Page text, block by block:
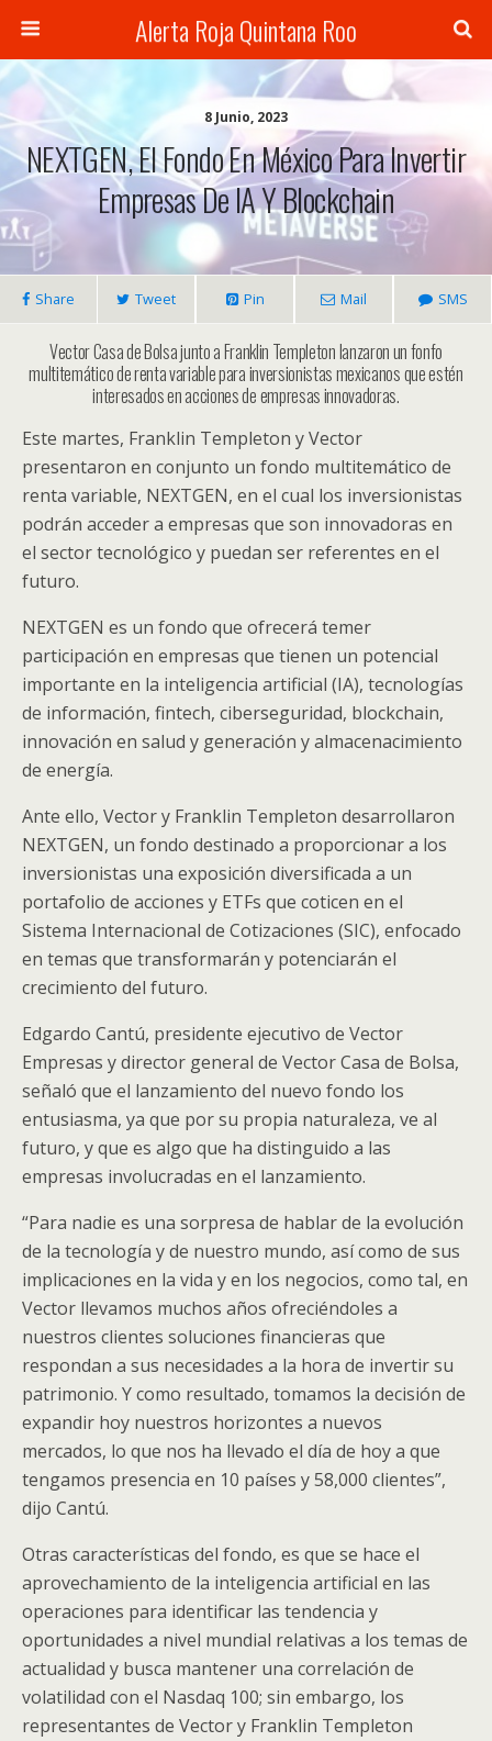
Alerta Roja Quintana Roo
8 Junio, 2023
NEXTGEN, El Fondo En México Para Invertir
Empresas De IA Y Blockchain
Share Tweet Pin Mail SMS
Vector Casa de Bolsa junto a Franklin Templeton lanzaron un fonfo
multitemático de renta variable para inversionistas mexicanos que estén
interesados en acciones de empresas innovadoras.
Este martes, Franklin Templeton y Vector
presentaron en conjunto un fondo multitemático de
renta variable, NEXTGEN, en el cual los inversionistas
podrán acceder a empresas que son innovadoras en
el sector tecnológico y puedan ser referentes en el
futuro.
NEXTGEN es un fondo que ofrecerá temer
participación en empresas que tienen un potencial
importante en la inteligencia artificial (IA), tecnologías
de información, fintech, ciberseguridad, blockchain,
innovación en salud y generación y almacenacimiento
de energía.
Ante ello, Vector y Franklin Templeton desarrollaron
NEXTGEN, un fondo destinado a proporcionar a los
inversionistas una exposición diversificada a un
portafolio de acciones y ETFs que coticen en el
Sistema Internacional de Cotizaciones (SIC), enfocado
en temas que transformarán y potenciarán el
crecimiento del futuro.
Edgardo Cantú, presidente ejecutivo de Vector
Empresas y director general de Vector Casa de Bolsa,
señaló que el lanzamiento del nuevo fondo los
entusiasma, ya que por su propia naturaleza, ve al
futuro, y que es algo que ha distinguido a las
empresas involucradas en el lanzamiento.
“Para nadie es una sorpresa de hablar de la evolución
de la tecnología y de nuestro mundo, así como de sus
implicaciones en la vida y en los negocios, como tal, en
Vector llevamos muchos años ofreciéndoles a
nuestros clientes soluciones financieras que
respondan a sus necesidades a la hora de invertir su
patrimonio. Y como resultado, tomamos la decisión de
expandir hoy nuestros horizontes a nuevos
mercados, lo que nos ha llevado el día de hoy a que
tengamos presencia en 10 países y 58,000 clientes”,
dijo Cantú.
Otras características del fondo, es que se hace el
aprovechamiento de la inteligencia artificial en las
operaciones para identificar las tendencia y
oportunidades a nivel mundial relativas a los temas de
actualidad y busca mantener una correlación de
volatilidad con el Nasdaq 100; sin embargo, los
representantes de Vector y Franklin Templeton